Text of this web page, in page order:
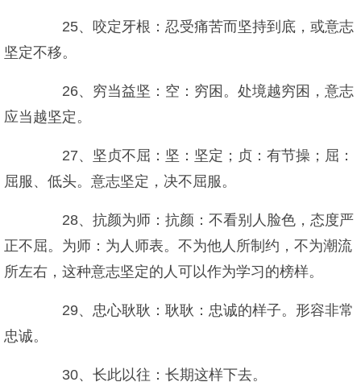
25、咬定牙根：忍受痛苦而坚持到底，或意志
坚定不移。
26、穷当益坚：空：穷困。处境越穷困，意志
应当越坚定。
27、坚贞不屈：坚：坚定；贞：有节操；屈：
屈服、低头。意志坚定，决不屈服。
28、抗颜为师：抗颜：不看别人脸色，态度严
正不屈。为师：为人师表。不为他人所制约，不为潮流
所左右，这种意志坚定的人可以作为学习的榜样。
29、忠心耿耿：耿耿：忠诚的样子。形容非常
忠诚。
30、长此以往：长期这样下去。